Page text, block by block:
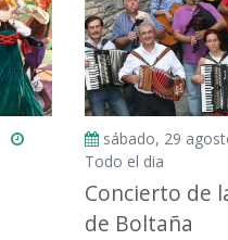
sábado, 29
Todo el dia
Concierto de
de Boltaña